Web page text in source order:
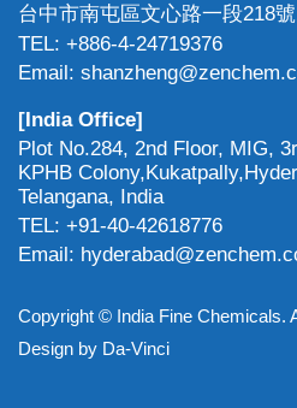
台中市南屯區文心路一段218
TEL: +886-4-24719376
Email:
[India Office]
Plot No.284, 2nd Floor, MIG,
KPHB
Telangana, India
TEL: +91-40-42618776
Email:
Copyright © India Fine Chemicals.
Design by Da-Vinci